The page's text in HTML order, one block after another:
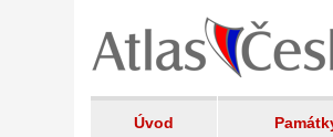
Úvod